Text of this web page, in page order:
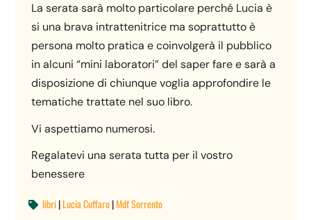
La serata sarà molto particolare perché Lucia è
si una brava intrattenitrice ma soprattutto è
persona molto pratica e coinvolgerà il pubblico
in alcuni “mini laboratori” del saper fare e sarà a
disposizione di chiunque voglia approfondire le
tematiche trattate nel suo libro.
Vi aspettiamo numerosi.
Regalatevi una serata tutta per il vostro
benessere
 libri|Lucia Cuffaro|Mdf Sorrento